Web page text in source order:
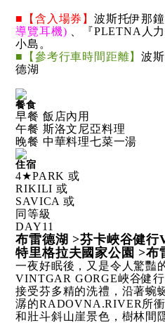
■【含入場券】波斯托伊那
導覽耳機)
、『PLETNA人
小島。
■【參考行車時間距離】波
德湖
餐食
早餐 飯店內用
午餐 斯洛文尼亞料理
晚餐 中華料理七菜一湯
住宿
4★PARK 或
RIKILI 或
SAVICA 或
同等級
DAY11
布雷德湖 >芬卡峽谷健行
特里格拉夫國家公園 >布
一夜好眠後，又是令人驚豔
VINTGAR GORGE峽谷健
接受芬多精的洗禮，沿著蜿
潺的RADOVNA.RIVER所
和壯斗斜山崖景色，樹林間